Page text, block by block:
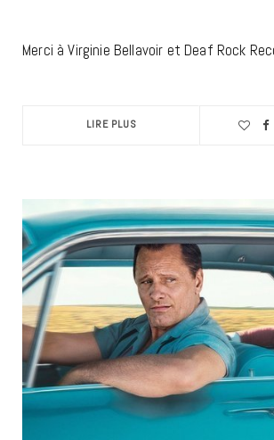
Merci à Virginie Bellavoir et Deaf Rock
LIRE PLUS